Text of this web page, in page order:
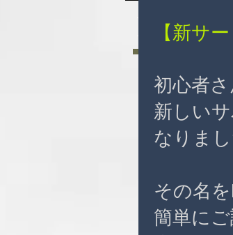
News
【新サ
初心者
新しい
なりまし
その名を
簡単に